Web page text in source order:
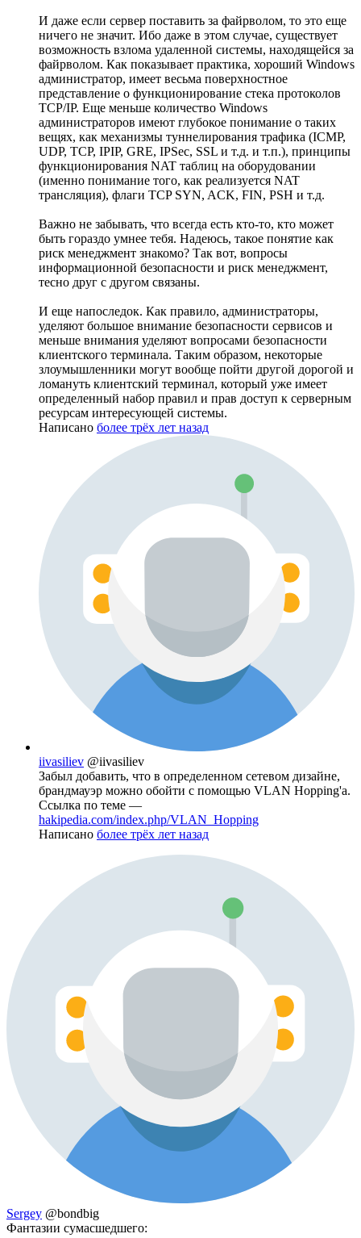
И даже если сервер поставить за файрволом, то это еще
ничего не значит. Ибо даже в этом случае, существует
возможность взлома удаленной системы, находящейся за
файрволом. Как показывает практика, хороший Windows
администратор, имеет весьма поверхностное
представление о функционирование стека протоколов
TCP/IP. Еще меньше количество Windows
администраторов имеют глубокое понимание о таких
вещях, как механизмы туннелирования трафика (ICMP,
UDP, TCP, IPIP, GRE, IPSec, SSL и т.д. и т.п.), принципы
функционирования NAT таблиц на оборудовании
(именно понимание того, как реализуется NAT
трансляция), флаги TCP SYN, ACK, FIN, PSH и т.д.
Важно не забывать, что всегда есть кто-то, кто может
быть гораздо умнее тебя. Надеюсь, такое понятие как
риск менеджмент знакомо? Так вот, вопросы
информационной безопасности и риск менеджмент,
тесно друг с другом связаны.
И еще напоследок. Как правило, администраторы,
уделяют большое внимание безопасности сервисов и
меньше внимания уделяют вопросами безопасности
клиентского терминала. Таким образом, некоторые
злоумышленники могут вообще пойти другой дорогой и
ломануть клиентский терминал, который уже имеет
определенный набор правил и прав доступ к серверным
ресурсам интересующей системы.
Написано более трёх лет назад
iivasiliev @iivasiliev
Забыл добавить, что в определенном сетевом дизайне,
брандмауэр можно обойти с помощью VLAN Hopping'а.
Ссылка по теме —
hakipedia.com/index.php/VLAN_Hopping
Написано более трёх лет назад
Sergey @bondbig
Фантазии сумасшедшего: